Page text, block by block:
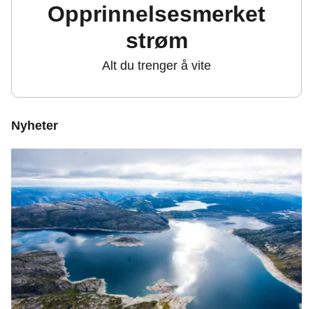
Opprinnelsesmerket
strøm
Alt du trenger å vite
Nyheter